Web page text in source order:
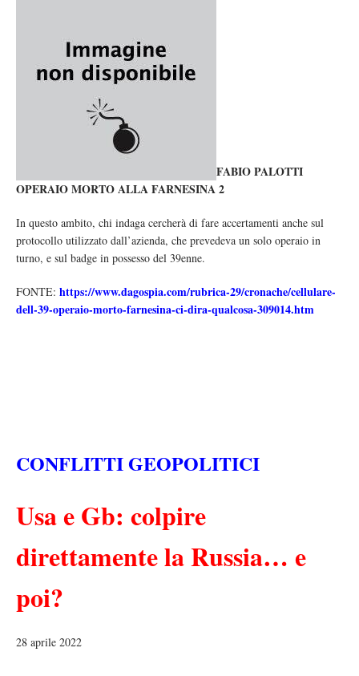
FABIO PALOTTI
OPERAIO MORTO ALLA FARNESINA 2
In questo ambito, chi indaga cercherà di fare accertamenti anche sul
protocollo utilizzato dall’azienda, che prevedeva un solo operaio in
turno, e sul badge in possesso del 39enne.
FONTE: https://www.dagospia.com/rubrica-29/cronache/cellulare-
dell-39-operaio-morto-farnesina-ci-dira-qualcosa-309014.htm
CONFLITTI GEOPOLITICI
Usa e Gb: colpire
direttamente la Russia… e
poi?
28 aprile 2022